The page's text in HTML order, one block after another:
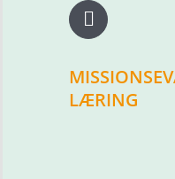
LÆRING